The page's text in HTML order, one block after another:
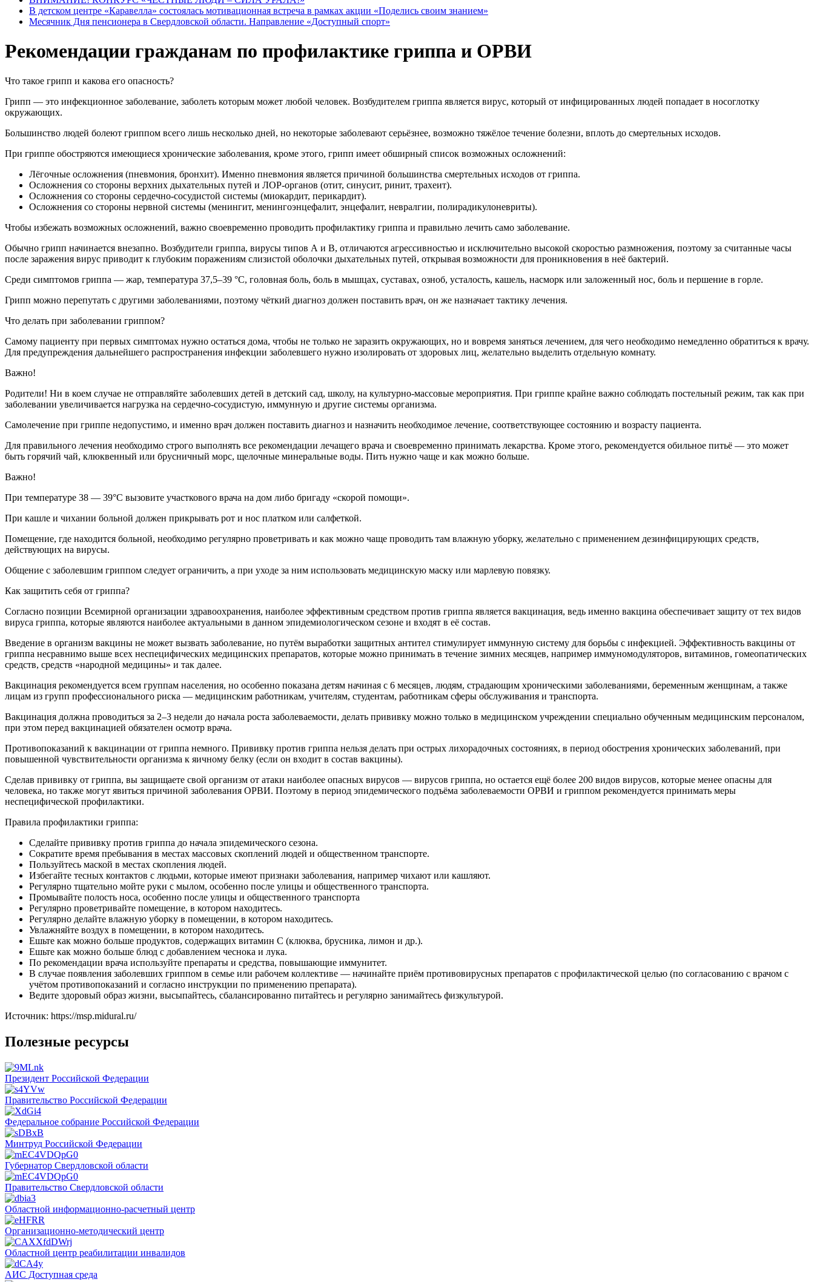
В детском центре «Каравелла» состоялась мотивационная встреча в рамках акции «Поделись своим знанием»
Месячник Дня пенсионера в Свердловской области. Направление «Доступный спорт»
Рекомендации гражданам по профилактике гриппа и ОРВИ
Что такое грипп и какова его опасность?
Грипп — это инфекционное заболевание, заболеть которым может любой человек. Возбудителем гриппа является вирус, который от инфицированных людей попадает в носоглотку
окружающих.
Большинство людей болеют гриппом всего лишь несколько дней, но некоторые заболевают серьёзнее, возможно тяжёлое течение болезни, вплоть до смертельных исходов.
При гриппе обостряются имеющиеся хронические заболевания, кроме этого, грипп имеет обширный список возможных осложнений:
Лёгочные осложнения (пневмония, бронхит). Именно пневмония является причиной большинства смертельных исходов от гриппа.
Осложнения со стороны верхних дыхательных путей и ЛОР-органов (отит, синусит, ринит, трахеит).
Осложнения со стороны сердечно-сосудистой системы (миокардит, перикардит).
Осложнения со стороны нервной системы (менингит, менингоэнцефалит, энцефалит, невралгии, полирадикулоневриты).
Чтобы избежать возможных осложнений, важно своевременно проводить профилактику гриппа и правильно лечить само заболевание.
Обычно грипп начинается внезапно. Возбудители гриппа, вирусы типов А и В, отличаются агрессивностью и исключительно высокой скоростью размножения, поэтому за считанные часы
после заражения вирус приводит к глубоким поражениям слизистой оболочки дыхательных путей, открывая возможности для проникновения в неё бактерий.
Среди симптомов гриппа — жар, температура 37,5–39 °С, головная боль, боль в мышцах, суставах, озноб, усталость, кашель, насморк или заложенный нос, боль и першение в горле.
Грипп можно перепутать с другими заболеваниями, поэтому чёткий диагноз должен поставить врач, он же назначает тактику лечения.
Что делать при заболевании гриппом?
Самому пациенту при первых симптомах нужно остаться дома, чтобы не только не заразить окружающих, но и вовремя заняться лечением, для чего необходимо немедленно обратиться к врачу.
Для предупреждения дальнейшего распространения инфекции заболевшего нужно изолировать от здоровых лиц, желательно выделить отдельную комнату.
Важно!
Родители! Ни в коем случае не отправляйте заболевших детей в детский сад, школу, на культурно-массовые мероприятия. При гриппе крайне важно соблюдать постельный режим, так как при
заболевании увеличивается нагрузка на сердечно-сосудистую, иммунную и другие системы организма.
Самолечение при гриппе недопустимо, и именно врач должен поставить диагноз и назначить необходимое лечение, соответствующее состоянию и возрасту пациента.
Для правильного лечения необходимо строго выполнять все рекомендации лечащего врача и своевременно принимать лекарства. Кроме этого, рекомендуется обильное питьё — это может
быть горячий чай, клюквенный или брусничный морс, щелочные минеральные воды. Пить нужно чаще и как можно больше.
Важно!
При температуре 38 — 39°С вызовите участкового врача на дом либо бригаду «скорой помощи».
При кашле и чихании больной должен прикрывать рот и нос платком или салфеткой.
Помещение, где находится больной, необходимо регулярно проветривать и как можно чаще проводить там влажную уборку, желательно с применением дезинфицирующих средств,
действующих на вирусы.
Общение с заболевшим гриппом следует ограничить, а при уходе за ним использовать медицинскую маску или марлевую повязку.
Как защитить себя от гриппа?
Согласно позиции Всемирной организации здравоохранения, наиболее эффективным средством против гриппа является вакцинация, ведь именно вакцина обеспечивает защиту от тех видов
вируса гриппа, которые являются наиболее актуальными в данном эпидемиологическом сезоне и входят в её состав.
Введение в организм вакцины не может вызвать заболевание, но путём выработки защитных антител стимулирует иммунную систему для борьбы с инфекцией. Эффективность вакцины от
гриппа несравнимо выше всех неспецифических медицинских препаратов, которые можно принимать в течение зимних месяцев, например иммуномодуляторов, витаминов, гомеопатических
средств, средств «народной медицины» и так далее.
Вакцинация рекомендуется всем группам населения, но особенно показана детям начиная с 6 месяцев, людям, страдающим хроническими заболеваниями, беременным женщинам, а также
лицам из групп профессионального риска — медицинским работникам, учителям, студентам, работникам сферы обслуживания и транспорта.
Вакцинация должна проводиться за 2–3 недели до начала роста заболеваемости, делать прививку можно только в медицинском учреждении специально обученным медицинским персоналом,
при этом перед вакцинацией обязателен осмотр врача.
Противопоказаний к вакцинации от гриппа немного. Прививку против гриппа нельзя делать при острых лихорадочных состояниях, в период обострения хронических заболеваний, при
повышенной чувствительности организма к яичному белку (если он входит в состав вакцины).
Сделав прививку от гриппа, вы защищаете свой организм от атаки наиболее опасных вирусов — вирусов гриппа, но остается ещё более 200 видов вирусов, которые менее опасны для
человека, но также могут явиться причиной заболевания ОРВИ. Поэтому в период эпидемического подъёма заболеваемости ОРВИ и гриппом рекомендуется принимать меры
неспецифической профилактики.
Правила профилактики гриппа:
Сделайте прививку против гриппа до начала эпидемического сезона.
Сократите время пребывания в местах массовых скоплений людей и общественном транспорте.
Пользуйтесь маской в местах скопления людей.
Избегайте тесных контактов с людьми, которые имеют признаки заболевания, например чихают или кашляют.
Регулярно тщательно мойте руки с мылом, особенно после улицы и общественного транспорта.
Промывайте полость носа, особенно после улицы и общественного транспорта
Регулярно проветривайте помещение, в котором находитесь.
Регулярно делайте влажную уборку в помещении, в котором находитесь.
Увлажняйте воздух в помещении, в котором находитесь.
Ешьте как можно больше продуктов, содержащих витамин С (клюква, брусника, лимон и др.).
Ешьте как можно больше блюд с добавлением чеснока и лука.
По рекомендации врача используйте препараты и средства, повышающие иммунитет.
В случае появления заболевших гриппом в семье или рабочем коллективе — начинайте приём противовирусных препаратов с профилактической целью (по согласованию с врачом с
учётом противопоказаний и согласно инструкции по применению препарата).
Ведите здоровый образ жизни, высыпайтесь, сбалансированно питайтесь и регулярно занимайтесь физкультурой.
Источник: https://msp.midural.ru/
Полезные ресурсы
Президент Российской Федерации
Правительство Российской Федерации
Федеральное собрание Российской Федерации
Минтруд Российской Федерации
Губернатор Свердловской области
Правительство Свердловской области
Областной информационно-расчетный центр
Организационно-методический центр
Областной центр реабилитации инвалидов
АИС Доступная среда